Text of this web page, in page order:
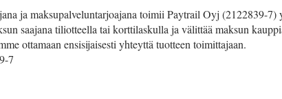
ja maksupalveluntarjoajana toimii Paytrail Oyj (2122839-7)
saajana tiliotteella tai korttilaskulla ja välittää maksun
ottamaan ensisijaisesti yhteyttä tuotteen toimittajaan.
7